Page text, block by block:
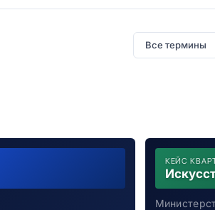
Все термины
КЕЙС